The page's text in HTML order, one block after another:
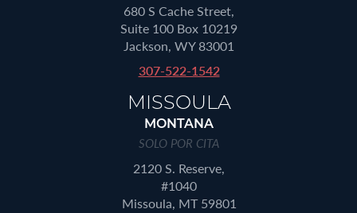
680 S Cache Street,
Suite 100 Box 10219
Jackson, WY 83001
307-522-1542
MISSOULA
MONTANA
SOLO POR CITA
2120 S. Reserve,
#1040
Missoula, MT 59801